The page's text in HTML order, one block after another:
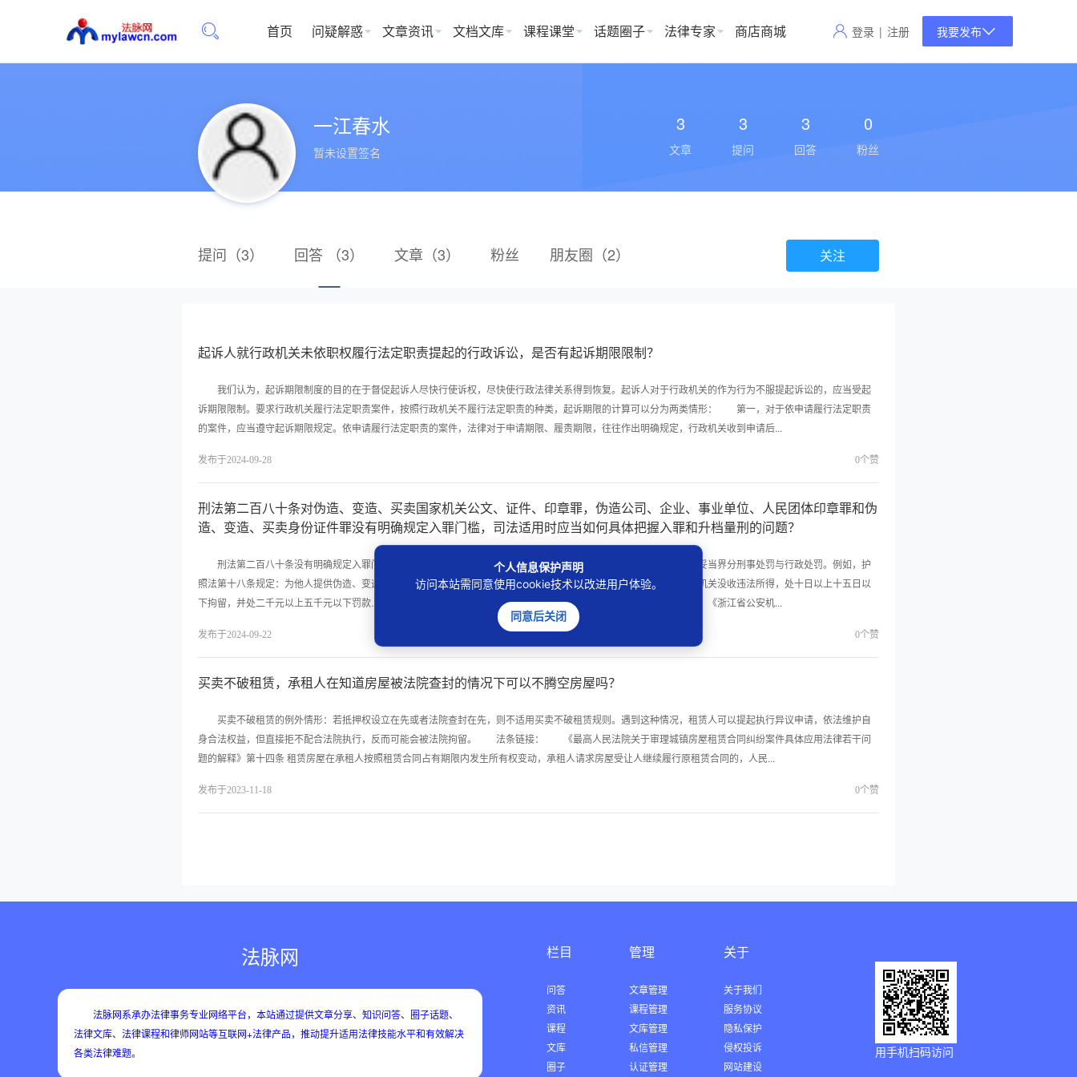
首页 问疑解惑 文章资讯 文档文库 课程课堂 话题圈子 法律专家 商店商城 登录 | 注册 我要发布
一江春水
暂未设置签名
3
文章
3
提问
3
回答
0
粉丝
提问（3） 回答 （3） 文章（3） 粉丝 朋友圈（2） 关注
起诉人就行政机关未依职权履行法定职责提起的行政诉讼，是否有起诉期限限制？
我们认为，起诉期限制度的目的在于督促起诉人尽快行使诉权，尽快使行政法律关系得到恢复。起诉人对于行政机关的作为行为不服提起诉讼的，应当受起
诉期限限制。要求行政机关履行法定职责案件，按照行政机关不履行法定职责的种类，起诉期限的计算可以分为两类情形： 第一，对于依申请履行法定职责
的案件，应当遵守起诉期限规定。依申请履行法定职责的案件，法律对于申请期限、履责期限，往往作出明确规定，行政机关收到申请后...
发布于2024-09-28 0个赞
刑法第二百八十条对伪造、变造、买卖国家机关公文、证件、印章罪，伪造公司、企业、事业单位、人民团体印章罪和伪
造、变造、买卖身份证件罪没有明确规定入罪门槛，司法适用时应当如何具体把握入罪和升档量刑的问题？
刑法第二百八十条没有明确规定入罪门槛。但从实践来看，通常要求达到一定的情节才构成犯罪。主要考虑：一是妥当界分刑事处罚与行政处罚。例如，护
照法第十八条规定：为他人提供伪造、变造的护照，或者出售护照的，依法追究刑事责任；尚不够刑事处罚的，由公安机关没收违法所得，处十日以上十五日以
下拘留，并处二千元以上五千元以下罚款……显然，对于伪造、买卖护照的行为，应当为行政处罚留有适当空间。对此，《浙江省公安机...
发布于2024-09-22 0个赞
买卖不破租赁，承租人在知道房屋被法院查封的情况下可以不腾空房屋吗？
买卖不破租赁的例外情形：若抵押权设立在先或者法院查封在先，则不适用买卖不破租赁规则。遇到这种情况，租赁人可以提起执行异议申请，依法维护自
身合法权益，但直接拒不配合法院执行，反而可能会被法院拘留。 法条链接： 《最高人民法院关于审理城镇房屋租赁合同纠纷案件具体应用法律若干问
题的解释》第十四条 租赁房屋在承租人按照租赁合同占有期限内发生所有权变动，承租人请求房屋受让人继续履行原租赁合同的，人民...
发布于2023-11-18 0个赞
法脉网
法脉网系承办法律事务专业网络平台，本站通过提供文章分享、知识问答、圈子话题、
法律文库、法律课程和律师网站等互联网+法律产品，推动提升适用法律技能水平和有效解决
各类法律难题。
栏目
问答
资讯
课程
文库
圈子
管理
文章管理
课程管理
文库管理
私信管理
认证管理
关于
关于我们
服务协议
隐私保护
侵权投诉
网站建设
用手机扫码访问
个人信息保护声明
访问本站需同意使用cookie技术以改进用户体验。
同意后关闭